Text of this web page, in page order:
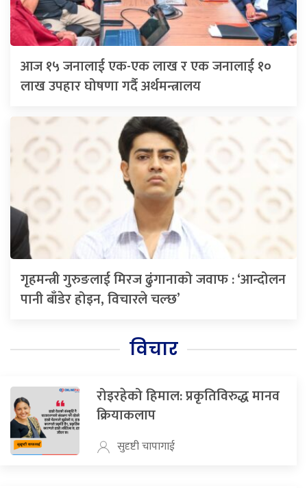
आज १५ जनालाई एक-एक लाख र एक जनालाई १०
लाख उपहार घोषणा गर्दै अर्थमन्त्रालय
गृहमन्त्री गुरुङलाई मिरज ढुंगानाको जवाफ : ‘आन्दोलन
पानी बाँडेर होइन, विचारले चल्छ’
विचार
रोइरहेको हिमाल: प्रकृतिविरुद्ध मानव
क्रियाकलाप
सुदृष्टी चापागाई